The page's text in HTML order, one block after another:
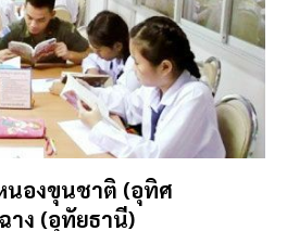
นองขุนชาติ (อุทิศ
าง (อุทัยธานี)